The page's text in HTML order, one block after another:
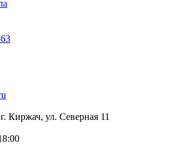
Киржач, ул. Северная 11